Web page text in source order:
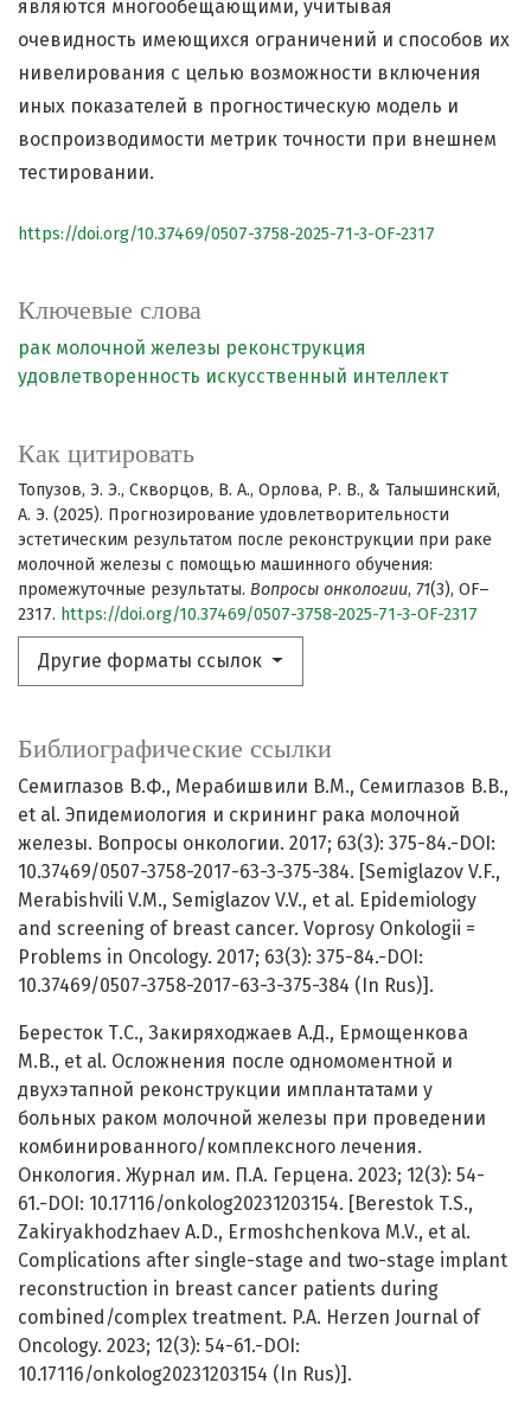
Ключевые слова
рак молочной железы реконструкция
удовлетворенность искусственный интеллект
Как цитировать
Топузов, Э. Э., Скворцов, В. А., Орлова, Р. В., & Талышинский,
А. Э. (2025). Прогнозирование удовлетворительности
эстетическим результатом после реконструкции при раке
молочной железы с помощью машинного обучения:
промежуточные результаты. Вопросы онкологии, 71(3), OF–
2317. https://doi.org/10.37469/0507-3758-2025-71-3-OF-2317
Другие форматы ссылок
являются многообещающими, учитывая
очевидность имеющихся ограничений и способов их
нивелирования с целью возможности включения
иных показателей в прогностическую модель и
воспроизводимости метрик точности при внешнем
тестировании.
https://doi.org/10.37469/0507-3758-2025-71-3-OF-2317
Библиографические ссылки
Семиглазов В.Ф., Мерабишвили В.М., Семиглазов В.В.,
et al. Эпидемиология и скрининг рака молочной
железы. Вопросы онкологии. 2017; 63(3): 375-84.-DOI:
10.37469/0507-3758-2017-63-3-375-384. [Semiglazov V.F.,
Merabishvili V.M., Semiglazov V.V., et al. Epidemiology
and screening of breast cancer. Voprosy Onkologii =
Problems in Oncology. 2017; 63(3): 375-84.-DOI:
10.37469/0507-3758-2017-63-3-375-384 (In Rus)].
Бересток Т.С., Закиряходжаев А.Д., Ермощенкова
М.В., et al. Осложнения после одномоментной и
двухэтапной реконструкции имплантатами у
больных раком молочной железы при проведении
комбинированного/комплексного лечения.
Онкология. Журнал им. П.А. Герцена. 2023; 12(3): 54-
61.-DOI: 10.17116/onkolog20231203154. [Berestok T.S.,
Zakiryakhodzhaev A.D., Ermoshchenkova M.V., et al.
Complications after single-stage and two-stage implant
reconstruction in breast cancer patients during
combined/complex treatment. P.A. Herzen Journal of
Oncology. 2023; 12(3): 54-61.-DOI:
10.17116/onkolog20231203154 (In Rus)].